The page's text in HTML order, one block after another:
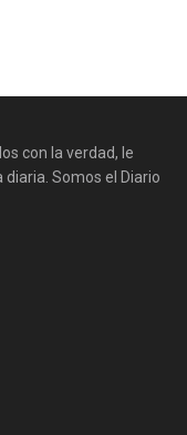
con la verdad, le
Somos el Diario